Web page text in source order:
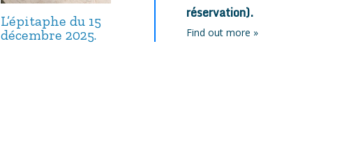
L’épitaphe du 15
décembre 2025.
L’épitaphe du 17
septembre 2025.
réservation).
Find out more »